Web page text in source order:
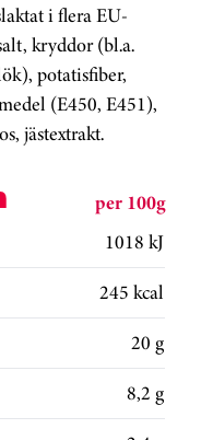
i flera EU-
kryddor (bl.a.
potatisfiber,
(E450, E451),
jästextrakt.
per 100g
1018 kJ
245 kcal
20 g
8,2 g